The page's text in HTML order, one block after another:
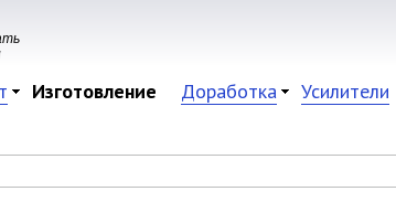
Изготовление Доработка Усилители